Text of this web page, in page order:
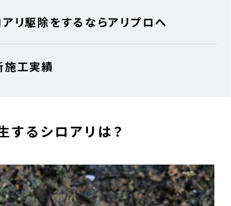
リ駆除をするならアリプロへ
工実績
るシロアリは？